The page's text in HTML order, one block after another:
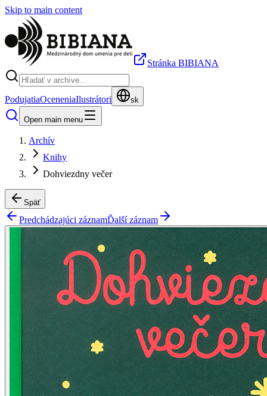
Skip to main content
Stránka BIBIANA
PodujatiaOceneniaIlustrátori sk
Open main menu
Archív
Knihy
Dohviezdny večer
Späť
Predchádzajúci záznamĎalší záznam